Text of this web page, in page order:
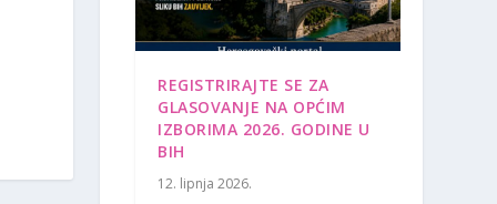
REGISTRIRAJTE SE ZA
GLASOVANJE NA OPĆIM
IZBORIMA 2026. GODINE U
BIH
12. lipnja 2026.